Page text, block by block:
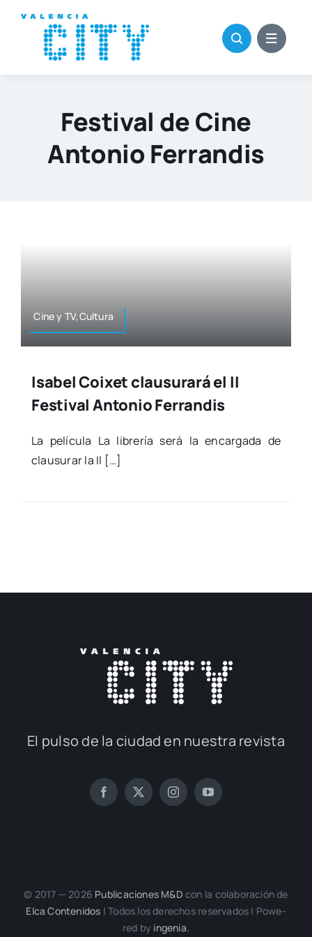
contenido
Festival de Cine
Antonio Ferrandis
Cine y TV,Cultura
Isabel Coixet clausurará el II
Festival Antonio Ferrandis
La pelí­cu­la La libre­ría será la encar­ga­da de
clau­su­rar la II […]
El pul­so de la ciu­dad en nues­tra revis­ta
© 2017 — 2026 Publi­ca­cio­nes M&D con la cola­bo­ra­ción de
Elca Con­te­ni­dos | Todos los dere­chos reser­va­dos | Powe­
red by inge­nia.